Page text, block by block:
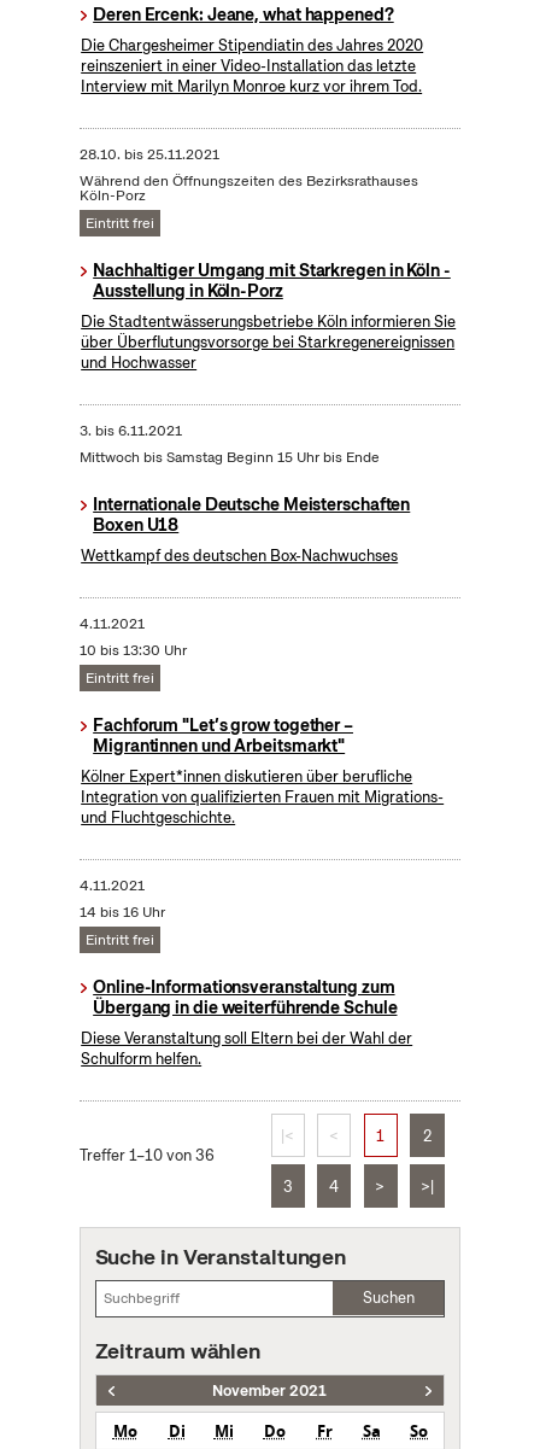
Deren Ercenk: Jeane, what happened?
Die Chargesheimer Stipendiatin des Jahres 2020
reinszeniert in einer Video-Installation das letzte
Interview mit Marilyn Monroe kurz vor ihrem Tod.
28.10. bis25.11.2021
Während den Öffnungszeiten des Bezirksrathauses
Köln-Porz
Eintritt frei
Nachhaltiger Umgang mit Starkregen in Köln -
Ausstellung in Köln-Porz
Die Stadtentwässerungsbetriebe Köln informieren Sie
über Überflutungsvorsorge bei Starkregenereignissen
und Hochwasser
3. bis6.11.2021
Mittwoch bis Samstag Beginn 15 Uhr bis Ende
Internationale Deutsche Meisterschaften
Boxen U18
Wettkampf des deutschen Box-Nachwuchses
4.11.2021
10 bis 13:30 Uhr
Eintritt frei
Fachforum "Let’s grow together –
Migrantinnen und Arbeitsmarkt"
Kölner Expert*innen diskutieren über berufliche
Integration von qualifizierten Frauen mit Migrations-
und Fluchtgeschichte.
4.11.2021
14 bis 16 Uhr
Eintritt frei
Online-Informationsveranstaltung zum
Übergang in die weiterführende Schule
Diese Veranstaltung soll Eltern bei der Wahl der
Schulform helfen.
Treffer 1–10 von 36
|< < 1 2
3 4 > >|
Suche in Veranstaltungen
Suchen
Zeitraum wählen
November 2021
Mo Di Mi Do Fr Sa
So